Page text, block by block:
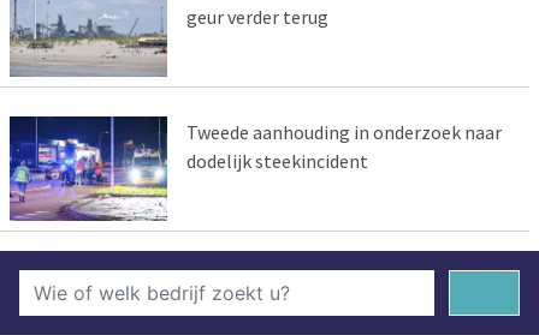
geur verder terug
Tweede aanhouding in onderzoek naar
dodelijk steekincident